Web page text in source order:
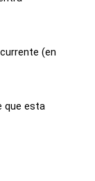
(en
que esta